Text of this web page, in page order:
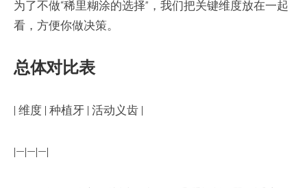
为了不做“稀里糊涂的选择”，我们把关键维度放在一起
看，方便你做决策。
总体对比表
| 维度 | 种植牙 | 活动义齿 |
|—|—|—|